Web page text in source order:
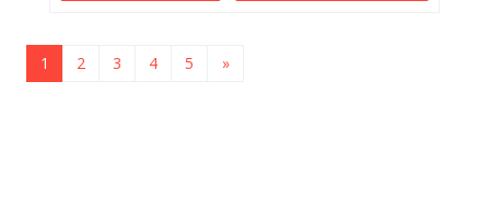
1 2 3 4 5 »